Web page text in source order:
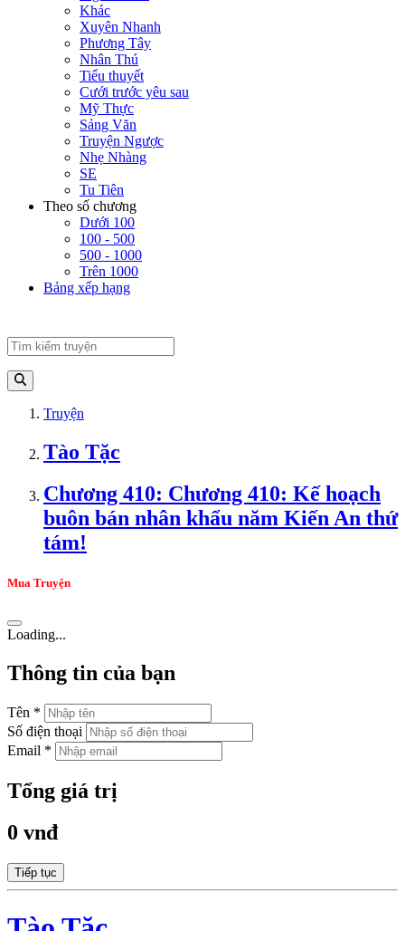
Khác
Xuyên Nhanh
Phương Tây
Nhân Thú
Tiểu thuyết
Cưới trước yêu sau
Mỹ Thực
Sảng Văn
Truyện Ngược
Nhẹ Nhàng
SE
Tu Tiên
Theo số chương
Dưới 100
100 - 500
500 - 1000
Trên 1000
Bảng xếp hạng
Truyện
Tào Tặc
Chương 410: Chương 410: Kế hoạch
buôn bán nhân khẩu năm Kiến An thứ
tám!
Mua Truyện
Loading...
Thông tin của bạn
Tên *
Số điện thoại
Email *
Tổng giá trị
0 vnđ
Tiếp tục